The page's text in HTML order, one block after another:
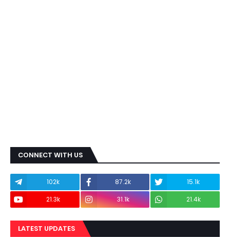
CONNECT WITH US
102k 87.2k
15.1k
21.3k
31.1k 21.4k
LATEST UPDATES